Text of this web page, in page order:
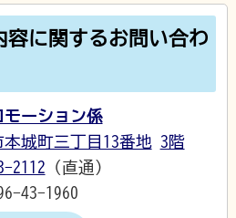
容に関するお問い合わ
ーション係
本城町三丁目13番地
3階
2112 （直通）
43-1960